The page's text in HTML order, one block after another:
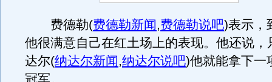
费德勒(费德勒新闻,费德勒说吧)表示，
他很满意自己在红土场上的表现。他还说，
达尔(纳达尔新闻,纳达尔说吧)他就能拿下一
冠军。